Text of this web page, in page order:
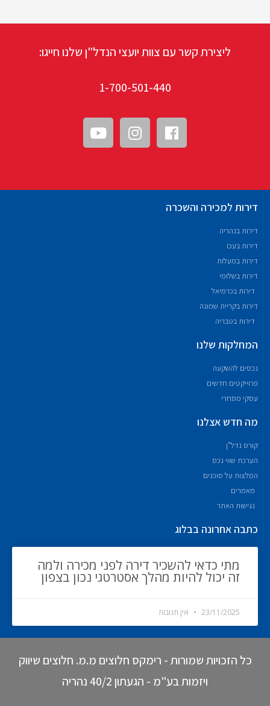
ליצירת קשר עם צוות יועצי הנדל"ן שלנו חייגו:
1-700-501-440
דירות למכירה והשכרה
דירות בנהריה
דירות בעכו
דירות במעלות
דירות בשלומי
דירות בכרמיאל
דירות בקריית שמונה
דירות בטבריה
המחלקות שלנו
נכסים להשקעה
פרוייקטים חדשים
עסקי מסחרי
מה חדש אצלנו
קורס נדל"ן
הערכת שווי נכס
המלצות על סוכנים
מאמרים
נגישות האתר
כתבה אחרונה בבלוג
מתי כדאי להשכיר דירה לפני מכירה ולמה
זה יכול להיות מהלך אסטרטגי נכון בצפון
23/11/2025 אין תגובות
כל הזכויות שמורות - רימקס חלוצים מ.מ. חלוצים שיווק
ויזמות בע"מ - הגעתון 40/2 נהריה